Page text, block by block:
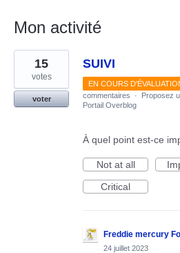
Mon activité
14
résultats
trouvés
SUIVI
15
votes
voter
EN COURS
commentaires
· Proposez
Portail Overblog
À quel point est-ce
Not at all
Critical
Freddie mercury
24 juillet 2023